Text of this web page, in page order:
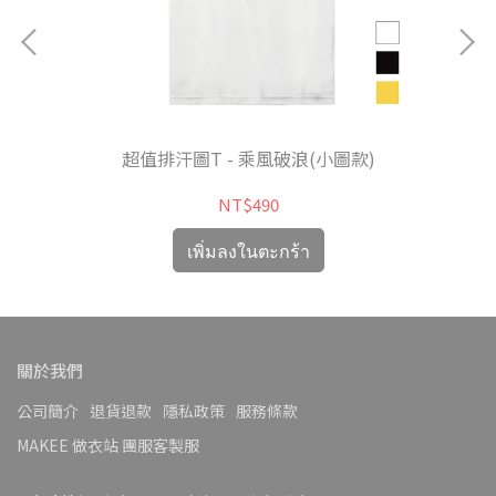
超值排汗圖T - 乘風破浪(小圖款)
NT$490
เพิ่มลงในตะกร้า
關於我們
公司簡介 退貨退款 隱私政策 服務條款
MAKEE 做衣站 團服客製服